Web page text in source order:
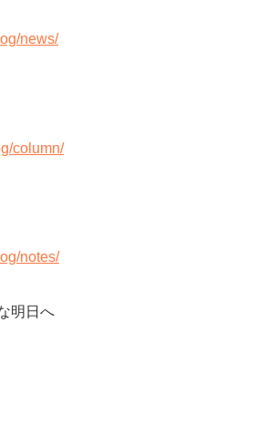
news/
column/
notes/
明日へ